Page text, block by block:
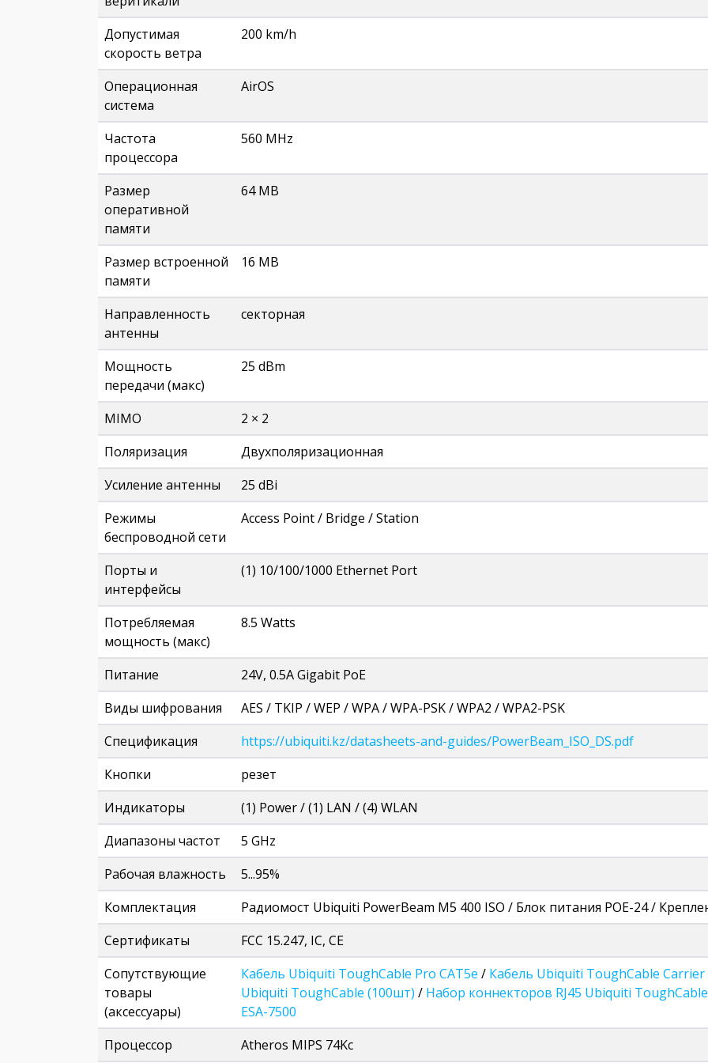
Допустимая
скорость ветра
200 km/h
Операционная
система
AirOS
Частота
процессора
560 MHz
Размер
оперативной
памяти
64 MB
Размер встроенной
памяти
16 MB
Направленность
антенны
секторная
Мощность
передачи (макс)
25 dBm
MIMO
2 × 2
Поляризация
Двухполяризационная
Усиление антенны
25 dBi
Режимы
беспроводной сети
Access Point / Bridge / Station
Порты и
интерфейсы
(1) 10/100/1000 Ethernet Port
Потребляемая
мощность (макс)
8.5 Watts
Питание
24V, 0.5A Gigabit PoE
Виды шифрования
AES / TKIP / WEP / WPA / WPA-PSK / WPA2 / WPA2-PSK
Спецификация
https://ubiquiti.kz/datasheets-and-guides/PowerBeam_ISO_DS.pdf
Кнопки
резет
Индикаторы
(1) Power / (1) LAN / (4) WLAN
Диапазоны частот
5 GHz
Рабочая влажность
5...95%
Комплектация
Радиомост Ubiquiti PowerBeam M5 400 ISO / Блок питания POE-24 /
Сертификаты
FCC 15.247, IC, CE
Сопутствующие
товары
(аксессуары)
Кабель Ubiquiti ToughCable Pro CAT5e / Кабель Ubiquiti ToughCable Carrier
Ubiquiti ToughCable (100шт) / Набор коннекторов RJ45 Ubiquiti
ESA-7500
Процессор
Atheros MIPS 74Kc